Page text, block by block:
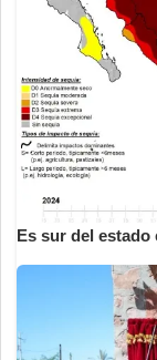
Es sur del estado